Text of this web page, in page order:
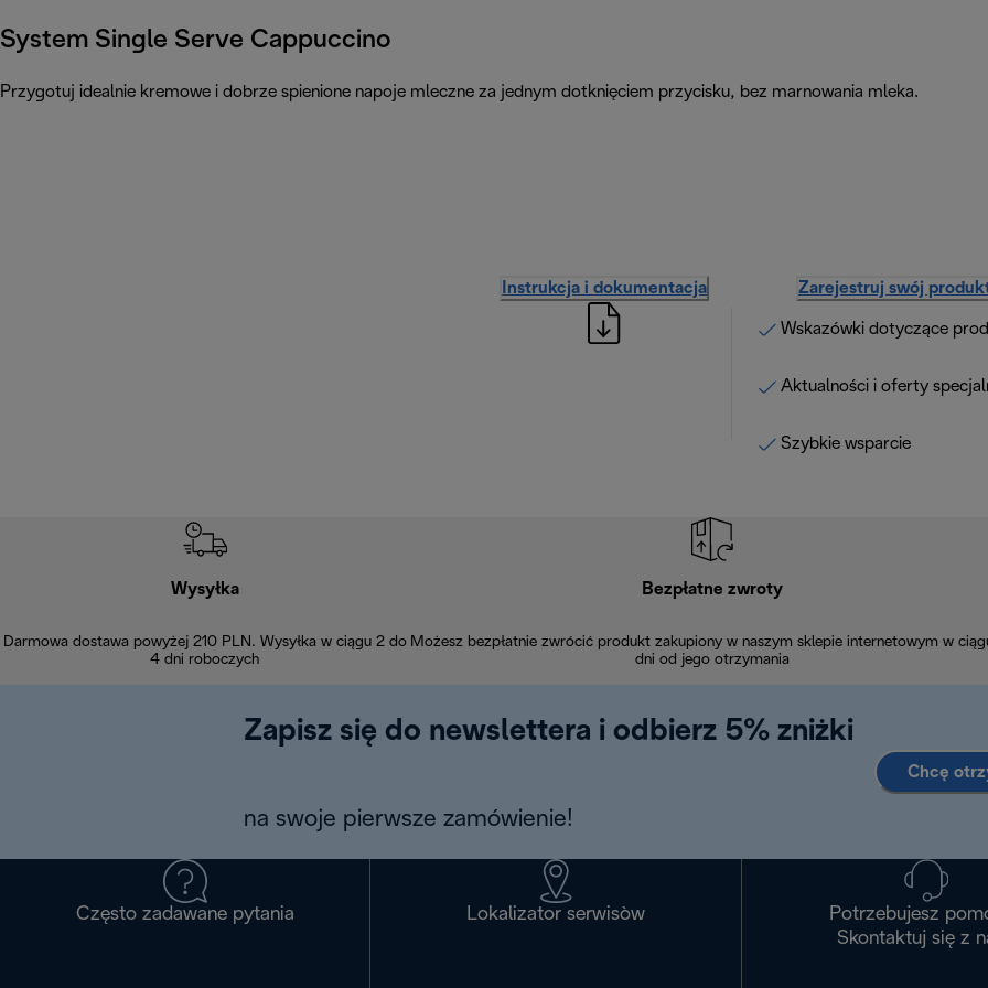
System Single Serve Cappuccino
Przygotuj idealnie kremowe i dobrze spienione napoje mleczne za jednym dotknięciem przycisku, bez marnowania mleka.
Instrukcja i dokumentacja Zarejestruj swój
Wskazówki dotyczące
Aktualności i oferty
Szybkie wsparcie
Wysyłka
Darmowa dostawa powyżej 210 PLN. Wysyłka w ciągu 2 do
4 dni roboczych
Bezpłatne zwroty
Możesz bezpłatnie zwrócić produkt zakupiony w naszym sklepie internetowym w
dni od jego otrzymania
Zapisz się do newslettera i odbierz 5% zniżki
na swoje pierwsze zamówienie!
Chcę
Często zadawane pytania Lokalizator serwisòw
Potrzebujesz
Skontaktuj się z